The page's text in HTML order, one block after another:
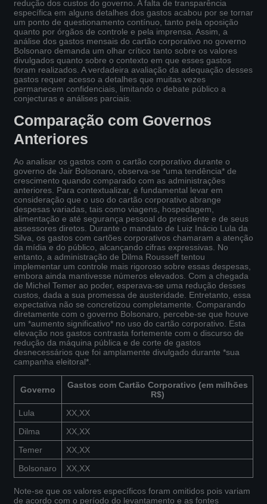
redução dos custos do governo. A falta de transparência
específica em alguns detalhes dos gastos acabou por se tornar
um ponto de questionamento contínuo, tanto pela oposição
quanto por órgãos de controle e pela imprensa. Assim, a
análise dos gastos mensais do cartão corporativo no governo
Bolsonaro demanda um olhar crítico tanto sobre os valores
divulgados quanto sobre o contexto em que esses gastos
foram realizados. A verdadeira avaliação da adequação desses
gastos requer acesso a detalhes que muitas vezes
permanecem confidenciais, limitando o debate público a
conjecturas e análises parciais.
Comparação com Governos
Anteriores
Ao analisar os gastos com o cartão corporativo durante o
governo de Jair Bolsonaro, observa-se *uma tendência* de
crescimento quando comparado com as administrações
anteriores. Para contextualizar, é fundamental levar em
consideração que o uso do cartão corporativo abrange
despesas variadas, tais como viagens, hospedagem,
alimentação e até segurança pessoal do presidente e de seus
assessores diretos. Durante o mandato de Luiz Inácio Lula da
Silva, os gastos com cartões corporativos chamaram a atenção
da mídia e do público, alcançando cifras expressivas. No
entanto, a administração de Dilma Rousseff tentou
implementar um controle mais rigoroso sobre essas despesas,
embora ainda mantivesse números elevados. Com a chegada
de Michel Temer ao poder, esperava-se uma redução desses
custos, dada a sua promessa de austeridade. Entretanto, essa
expectativa não se concretizou completamente. Comparando
diretamente com o governo Bolsonaro, percebe-se que houve
um *aumento significativo* no uso do cartão corporativo. Esta
elevação nos gastos contrasta fortemente com o discurso de
redução da máquina pública e de corte de gastos
desnecessários que foi amplamente divulgado durante *sua
campanha eleitoral*.
Governo
Gastos com Cartão Corporativo (em milhões
R$)
Lula
XX,XX
Dilma
XX,XX
Temer
XX,XX
Bolsonaro
XX,XX
Note-se que os valores específicos foram omitidos pois variam
de acordo com o período do levantamento e as fontes